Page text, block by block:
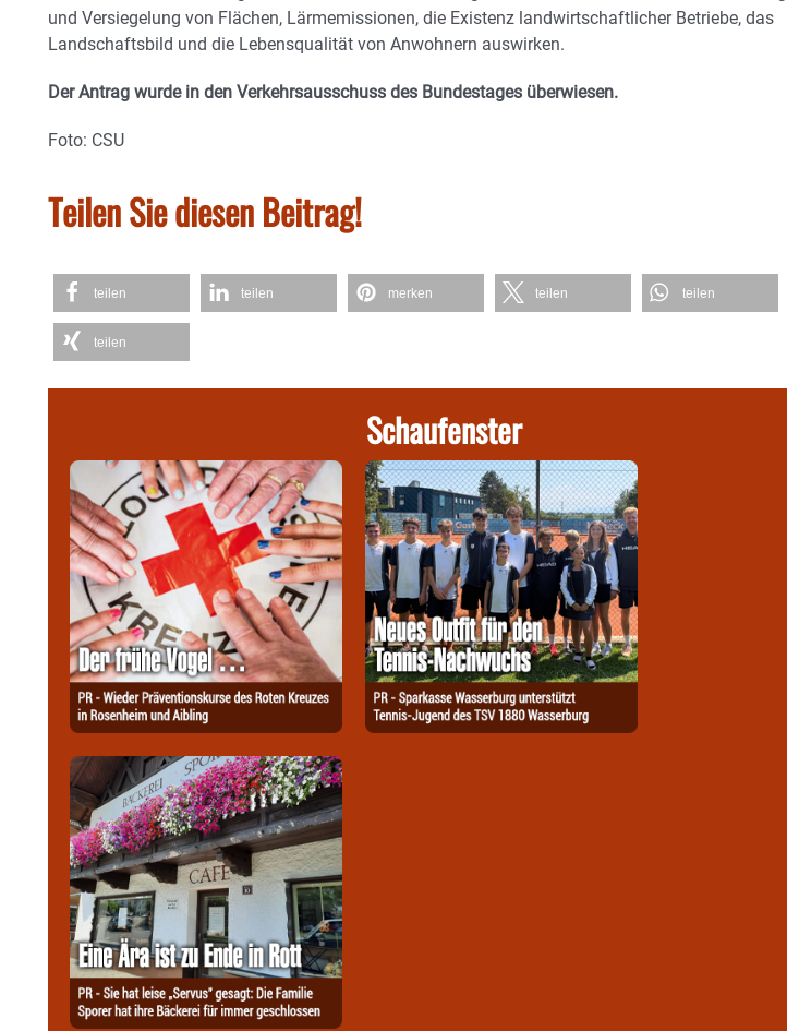
und Versiegelung von Flächen, Lärmemissionen, die Existenz landwirtschaftlicher Betriebe, das
Landschaftsbild und die Lebensqualität von Anwohnern auswirken.
Der Antrag wurde in den Verkehrsausschuss des Bundestages überwiesen.
Foto: CSU
Teilen Sie diesen Beitrag!
teilen teilen merken teilen teilen
teilen
Schaufenster